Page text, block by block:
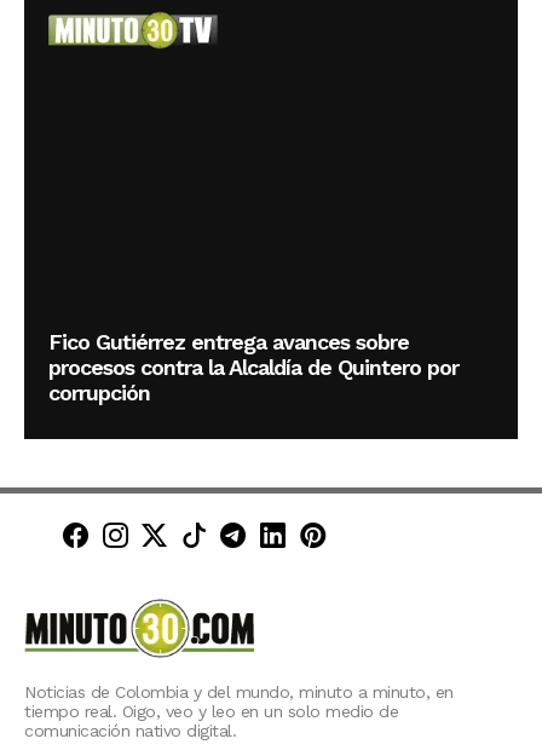
Fico Gutiérrez entrega avances sobre
procesos contra la Alcaldía de Quintero por
corrupción
Minuto30 en Facebook
Minuto30 en Instagram
Minuto30 en X (Twitter)
Minuto30 en TikTok
Canal de Minuto30 en
Minuto30 en LinkedIn
Minuto30 en
Noticias de Colombia y del mundo, minuto a minuto, en
tiempo real. Oigo, veo y leo en un solo medio de
comunicación nativo digital.